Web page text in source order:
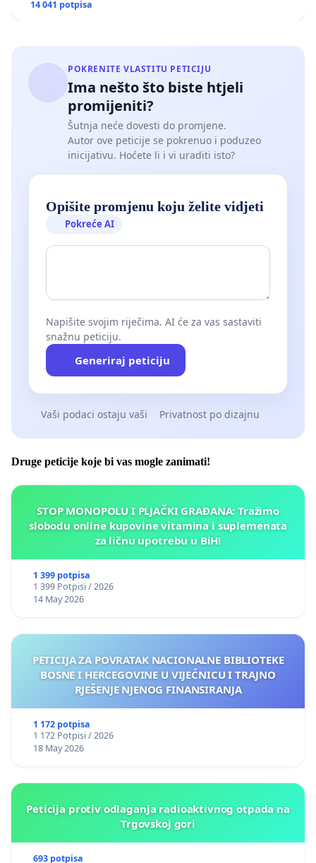
14 041 potpisa
POKRENITE VLASTITU PETICIJU
Ima nešto što biste htjeli
promijeniti?
Šutnja neće dovesti do promjene.
Autor ove peticije se pokrenuo i poduzeo
inicijativu. Hoćete li i vi uraditi isto?
Opišite promjenu koju želite vidjeti
Pokreće AI
Napišite svojim riječima. AI će za vas sastaviti
snažnu peticiju.
Generiraj peticiju
Vaši podaci ostaju vaši Privatnost po dizajnu
Druge peticije koje bi vas mogle zanimati!
STOP MONOPOLU I PLJAČKI GRAĐANA: Tražimo
slobodu online kupovine vitamina i suplemenata
za ličnu upotrebu u BiH!
1 399 potpisa
1 399 Potpisi / 2026
14 May 2026
PETICIJA ZA POVRATAK NACIONALNE BIBLIOTEKE
BOSNE I HERCEGOVINE U VIJEĆNICU I TRAJNO
RJEŠENJE NJENOG FINANSIRANJA
1 172 potpisa
1 172 Potpisi / 2026
18 May 2026
Peticija protiv odlaganja radioaktivnog otpada na
Trgovskoj gori
693 potpisa